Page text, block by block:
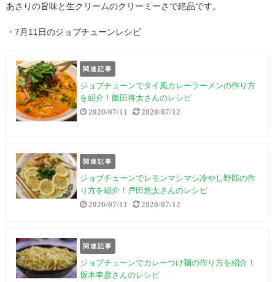
あさりの旨味と生クリームのクリーミーさで絶品です。
・7月11日のジョブチューンレシピ
関連記事
ジョブチューンでタイ風カレーラーメンの作り方
を紹介！飯田将太さんのレシピ
2020/07/11 2020/07/12
関連記事
ジョブチューンでレモンマシマシ冷やし野郎の作
り方を紹介！戸田悠太さんのレシピ
2020/07/11 2020/07/12
関連記事
ジョブチューンでカレーつけ麺の作り方を紹介！
坂本幸彦さんのレシピ